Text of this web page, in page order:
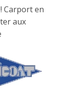
Carport en
aux